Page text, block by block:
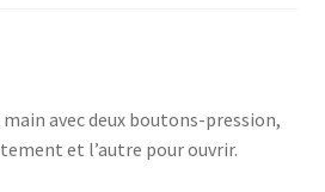
avec deux boutons-pression,
et l’autre pour ouvrir.